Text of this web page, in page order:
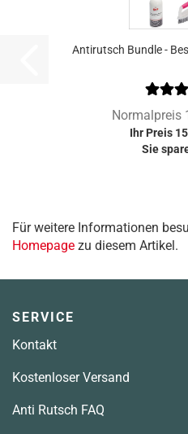
An­ti­rutsch Bund­le -
Normalpreis
Ihr Preis
Sie
Für weitere Informationen
Homepage zu diesem Artikel.
SERVICE
Kontakt
Kostenloser Versand
Anti Rutsch FAQ